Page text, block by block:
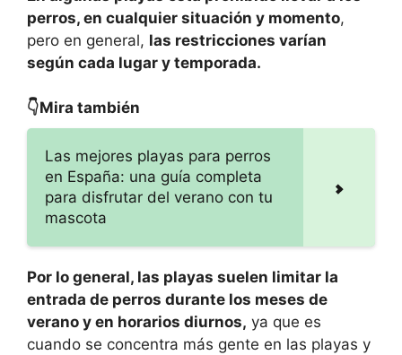
perros, en cualquier situación y momento,
pero en general, las restricciones varían
según cada lugar y temporada.
👇Mira también
Las mejores playas para perros
en España: una guía completa
para disfrutar del verano con tu
mascota
Por lo general, las playas suelen limitar la
entrada de perros durante los meses de
verano y en horarios diurnos, ya que es
cuando se concentra más gente en las playas y